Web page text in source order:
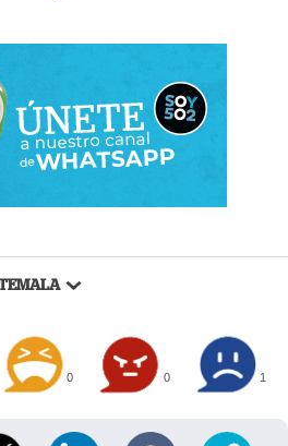
0 0 1